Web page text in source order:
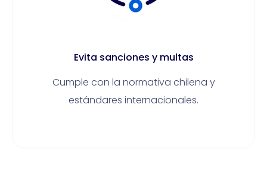
Evita sanciones y multas
Cumple con la normativa chilena y
estándares internacionales.